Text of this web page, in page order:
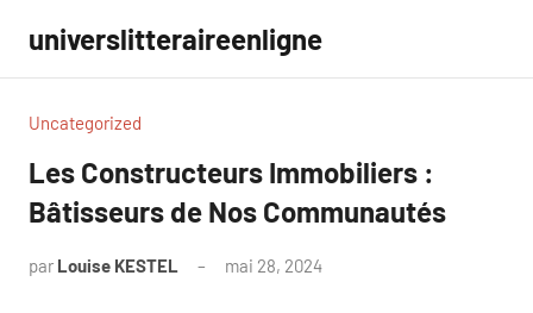
contenu
universlitteraireenligne
Uncategorized
Les Constructeurs Immobiliers :
Bâtisseurs de Nos Communautés
par Louise KESTEL mai 28, 2024